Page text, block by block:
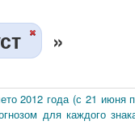
»
2012 года (с 21 июня
для каждого